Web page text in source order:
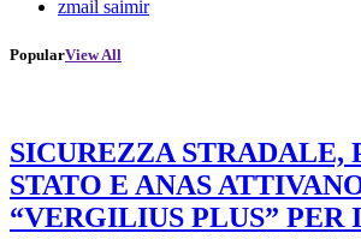
zmail saimir
PopularView All
SICUREZZA STRADALE,
STATO E ANAS
“VERGILIUS PLUS” PER